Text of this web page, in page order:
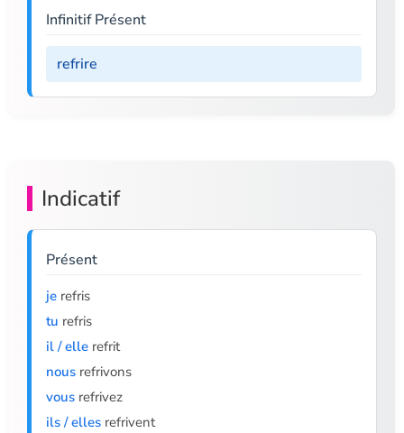
Infinitif Présent
refrire
Indicatif
Présent
je refris
tu refris
il / elle refrit
nous refrivons
vous refrivez
ils / elles refrivent